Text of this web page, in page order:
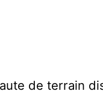
de terrain